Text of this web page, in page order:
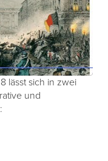
lässt sich in zwei
und